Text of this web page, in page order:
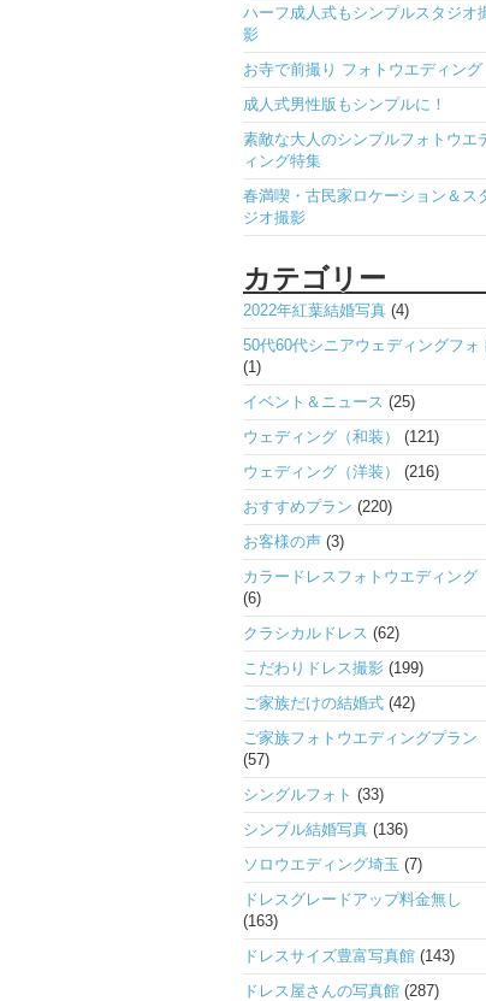
ハーフ成人式もシンプルスタジオ
影
お寺で前撮り フォトウエディング
成人式男性版もシンプルに！
素敵な大人のシンプルフォトウエ
ィング特集
春満喫・古民家ロケーション＆ス
ジオ撮影
カテゴリー
2022年紅葉結婚写真 (4)
50代60代シニアウェディングフォ
(1)
イベント＆ニュース (25)
ウェディング（和装）
(121)
ウェディング（洋装）
(216)
おすすめプラン (220)
お客様の声 (3)
カラードレスフォトウエディング
(6)
クラシカルドレス (62)
こだわりドレス撮影 (199)
ご家族だけの結婚式 (42)
ご家族フォトウエディングプラン
(57)
シングルフォト (33)
シンプル結婚写真 (136)
ソロウエディング埼玉 (7)
ドレスグレードアップ料金無し
(163)
ドレスサイズ豊富写真館 (143)
ドレス屋さんの写真館 (287)